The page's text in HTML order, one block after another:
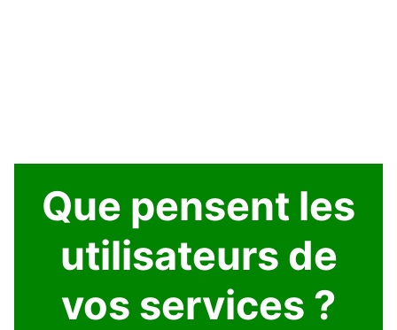
Que pensent les
utilisateurs de
vos services ?